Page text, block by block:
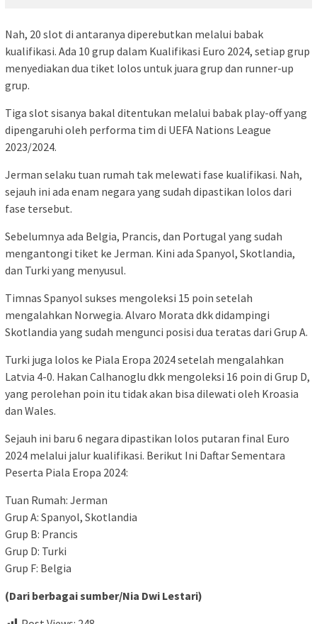
Nah, 20 slot di antaranya diperebutkan melalui babak
kualifikasi. Ada 10 grup dalam Kualifikasi Euro 2024, setiap grup
menyediakan dua tiket lolos untuk juara grup dan runner-up
grup.
Tiga slot sisanya bakal ditentukan melalui babak play-off yang
dipengaruhi oleh performa tim di UEFA Nations League
2023/2024.
Jerman selaku tuan rumah tak melewati fase kualifikasi. Nah,
sejauh ini ada enam negara yang sudah dipastikan lolos dari
fase tersebut.
Sebelumnya ada Belgia, Prancis, dan Portugal yang sudah
mengantongi tiket ke Jerman. Kini ada Spanyol, Skotlandia,
dan Turki yang menyusul.
Timnas Spanyol sukses mengoleksi 15 poin setelah
mengalahkan Norwegia. Alvaro Morata dkk didampingi
Skotlandia yang sudah mengunci posisi dua teratas dari Grup A.
Turki juga lolos ke Piala Eropa 2024 setelah mengalahkan
Latvia 4-0. Hakan Calhanoglu dkk mengoleksi 16 poin di Grup D,
yang perolehan poin itu tidak akan bisa dilewati oleh Kroasia
dan Wales.
Sejauh ini baru 6 negara dipastikan lolos putaran final Euro
2024 melalui jalur kualifikasi. Berikut Ini Daftar Sementara
Peserta Piala Eropa 2024:
Tuan Rumah: Jerman
Grup A: Spanyol, Skotlandia
Grup B: Prancis
Grup D: Turki
Grup F: Belgia
(Dari berbagai sumber/Nia Dwi Lestari)